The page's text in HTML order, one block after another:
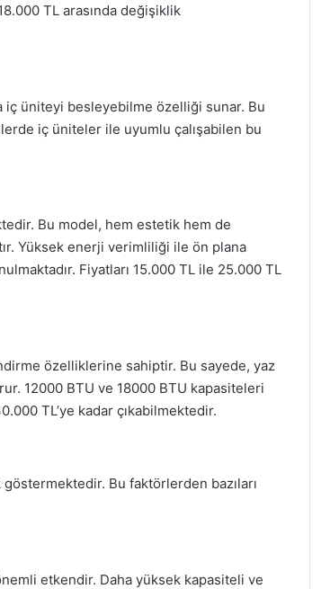
TL arasında değişiklik
iç üniteyi besleyebilme özelliği sunar. Bu
iç üniteler ile uyumlu çalışabilen bu
Bu model, hem estetik hem de
Yüksek enerji verimliliği ile ön plana
Fiyatları 15.000 TL ile 25.000 TL
özelliklerine sahiptir. Bu sayede, yaz
12000 BTU ve 18000 BTU kapasiteleri
TL’ye kadar çıkabilmektedir.
Bu faktörlerden bazıları
etkendir. Daha yüksek kapasiteli ve